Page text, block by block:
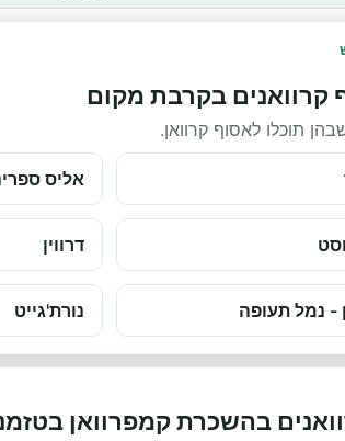
קרוואנים בקרבת מקום
תוכלו לאסוף קרוואן.
אליס
דרווין
- נמל תעופה נורת'גייט
בהשכרת קמפרוואן